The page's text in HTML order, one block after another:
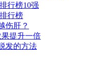
行榜10强
行榜
伤肝？
提升一倍
发的方法